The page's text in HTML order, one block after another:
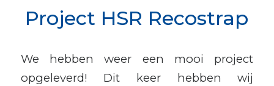
Project HSR Recostrap
We hebben weer een mooi project
opgeleverd! Dit keer hebben wij